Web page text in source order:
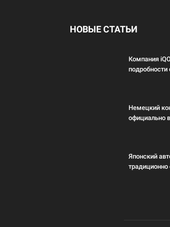
НОВЫЕ СТАТЬИ
Компания
Немецкий
официально
Японский